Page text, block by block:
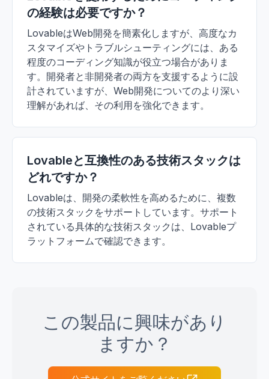
の経験は必要ですか？
LovableはWeb開発を簡素化しますが、高度なカ
スタマイズやトラブルシューティングには、ある
程度のコーディング知識が役立つ場合がありま
す。開発者と非開発者の両方を支援するように設
計されていますが、Web開発についてのより深い
理解があれば、その利用を強化できます。
Lovableと互換性のある技術スタックは
どれですか？
Lovableは、開発の柔軟性を高めるために、複数
の技術スタックをサポートしています。サポート
されている具体的な技術スタックは、Lovableプ
ラットフォームで確認できます。
この製品に興味があり
ますか？